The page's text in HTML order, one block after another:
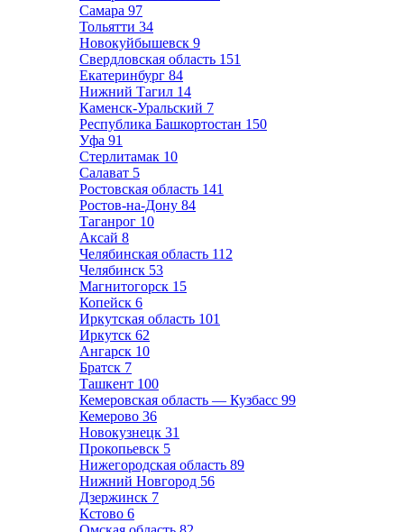
Самара 97
Тольятти 34
Новокуйбышевск 9
Свердловская область 151
Екатеринбург 84
Нижний Тагил 14
Каменск-Уральский 7
Республика Башкортостан 150
Уфа 91
Стерлитамак 10
Салават 5
Ростовская область 141
Ростов-на-Дону 84
Таганрог 10
Аксай 8
Челябинская область 112
Челябинск 53
Магнитогорск 15
Копейск 6
Иркутская область 101
Иркутск 62
Ангарск 10
Братск 7
Ташкент 100
Кемеровская область — Кузбасс 99
Кемерово 36
Новокузнецк 31
Прокопьевск 5
Нижегородская область 89
Нижний Новгород 56
Дзержинск 7
Кстово 6